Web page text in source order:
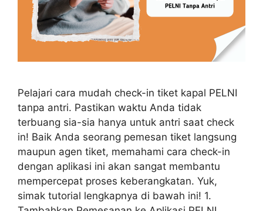
Pelajari cara mudah check-in tiket kapal PELNI
tanpa antri. Pastikan waktu Anda tidak
terbuang sia-sia hanya untuk antri saat check
in! Baik Anda seorang pemesan tiket langsung
maupun agen tiket, memahami cara check-in
dengan aplikasi ini akan sangat membantu
mempercepat proses keberangkatan. Yuk,
simak tutorial lengkapnya di bawah ini! 1.